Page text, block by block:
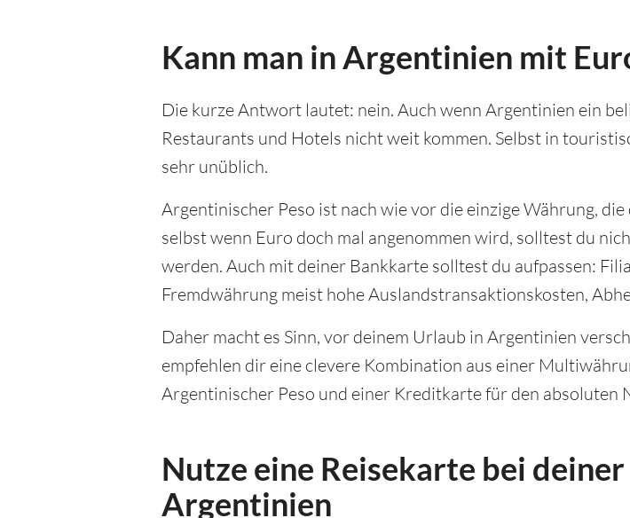
Kann man in Argentinien mit
Die kurze Antwort lautet: nein. Auch wenn Argentinien ein
Restaurants und Hotels nicht weit kommen. Selbst in
sehr unüblich.
Argentinischer Peso ist nach wie vor die einzige Währung,
selbst wenn Euro doch mal angenommen wird, solltest du
werden. Auch mit deiner Bankkarte solltest du aufpassen:
Fremdwährung meist hohe Auslandstransaktionskosten,
Daher macht es Sinn, vor deinem Urlaub in Argentinien
empfehlen dir eine clevere Kombination aus einer
Argentinischer Peso und einer Kreditkarte für den absoluten
Nutze eine Reisekarte bei
Argentinien